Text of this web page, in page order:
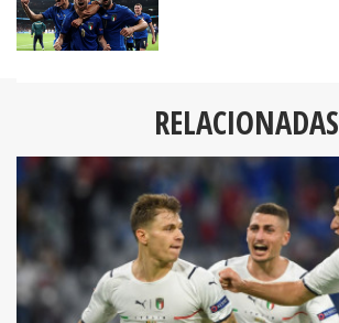
RELACIONADAS